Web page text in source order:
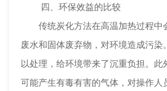
四、环保效益的比较
传统炭化方法在高温加热过程中
废水和固体废弃物，对环境造成污
以处理，给环境带来了沉重负担。此
可能产生有毒有害的气体，对操作人